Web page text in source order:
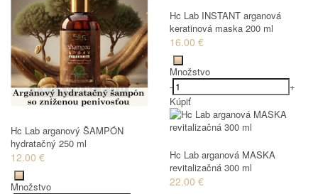
Hc Lab arganový ŠAMPÓN
hydratačný 250 ml
12.00 €
Množstvo
Hc Lab INSTANT arganová
keratinová maska 200 ml
16.00 €
Množstvo
-
+
Kúpiť
Hc Lab arganová MASKA
revitalizačná 300 ml
22.00 €